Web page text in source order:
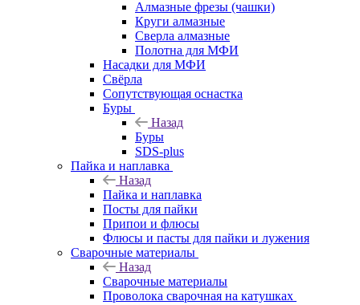
Алмазные фрезы (чашки)
Круги алмазные
Сверла алмазные
Полотна для МФИ
Насадки для МФИ
Свёрла
Сопутствующая оснастка
Буры
Назад
Буры
SDS-plus
Пайка и наплавка
Назад
Пайка и наплавка
Посты для пайки
Припои и флюсы
Флюсы и пасты для пайки и лужения
Сварочные материалы
Назад
Сварочные материалы
Проволока сварочная на катушках